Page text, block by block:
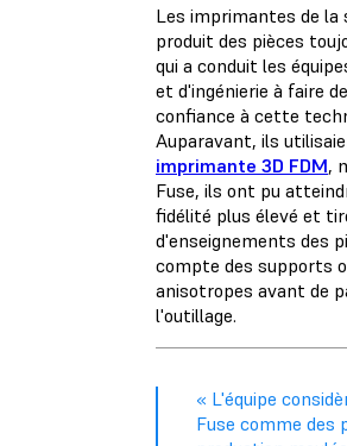
Les imprimantes de la
produit des pièces
qui a conduit les
et d'ingénierie à faire
confiance à cette
Auparavant, ils
imprimante 3D FDM,
Fuse, ils ont pu
fidélité plus élevé et
d'enseignements des
compte des supports
anisotropes avant de
l'outillage.
« L'équipe
Fuse comme des